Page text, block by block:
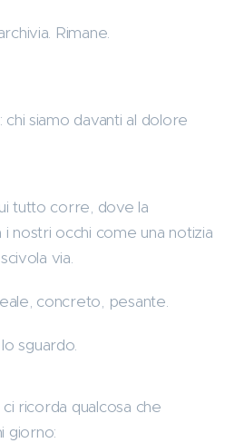
Rimane.
chi siamo davanti al dolore
tutto corre, dove la
nostri occhi come una notizia
via.
concreto, pesante.
sguardo.
ricorda qualcosa che
giorno: